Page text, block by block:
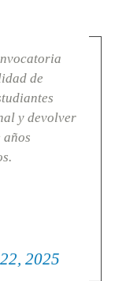
de
y devolver
2025